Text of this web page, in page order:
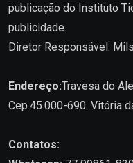
publicação do Instituto
publicidade.
Diretor Responsável:
Endereço:Travesa do
Cep.45.000-690. Vitória
Contatos: